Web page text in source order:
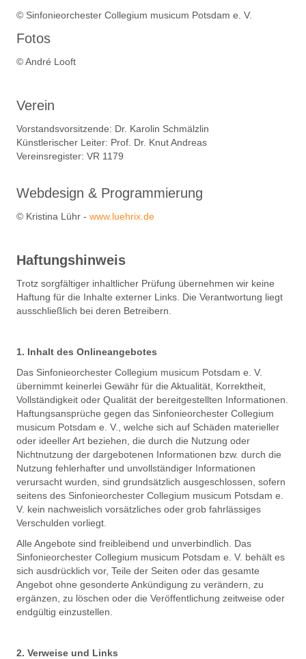
© Sinfonieorchester Collegium musicum Potsdam e. V.
Fotos
© André Looft
Verein
Vorstandsvorsitzende: Dr. Karolin Schmälzlin
Künstlerischer Leiter: Prof. Dr. Knut Andreas
Vereinsregister: VR 1179
Webdesign & Programmierung
© Kristina Lühr - www.luehrix.de
Haftungshinweis
Trotz sorgfältiger inhaltlicher Prüfung übernehmen wir keine
Haftung für die Inhalte externer Links. Die Verantwortung liegt
ausschließlich bei deren Betreibern.
1. Inhalt des Onlineangebotes
Das Sinfonieorchester Collegium musicum Potsdam e. V.
übernimmt keinerlei Gewähr für die Aktualität, Korrektheit,
Vollständigkeit oder Qualität der bereitgestellten Informationen.
Haftungsansprüche gegen das Sinfonieorchester Collegium
musicum Potsdam e. V., welche sich auf Schäden materieller
oder ideeller Art beziehen, die durch die Nutzung oder
Nichtnutzung der dargebotenen Informationen bzw. durch die
Nutzung fehlerhafter und unvollständiger Informationen
verursacht wurden, sind grundsätzlich ausgeschlossen, sofern
seitens des Sinfonieorchester Collegium musicum Potsdam e.
V. kein nachweislich vorsätzliches oder grob fahrlässiges
Verschulden vorliegt.
Alle Angebote sind freibleibend und unverbindlich. Das
Sinfonieorchester Collegium musicum Potsdam e. V. behält es
sich ausdrücklich vor, Teile der Seiten oder das gesamte
Angebot ohne gesonderte Ankündigung zu verändern, zu
ergänzen, zu löschen oder die Veröffentlichung zeitweise oder
endgültig einzustellen.
2. Verweise und Links